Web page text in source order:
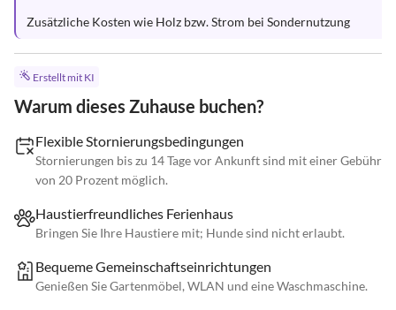
Zusätzliche Kosten wie Holz bzw. Strom bei Sondernutzung
Erstellt mit KI
Warum dieses Zuhause buchen?
Flexible Stornierungsbedingungen
Stornierungen bis zu 14 Tage vor Ankunft sind mit einer Gebühr
von 20 Prozent möglich.
Haustierfreundliches Ferienhaus
Bringen Sie Ihre Haustiere mit; Hunde sind nicht erlaubt.
Bequeme Gemeinschaftseinrichtungen
Genießen Sie Gartenmöbel, WLAN und eine Waschmaschine.